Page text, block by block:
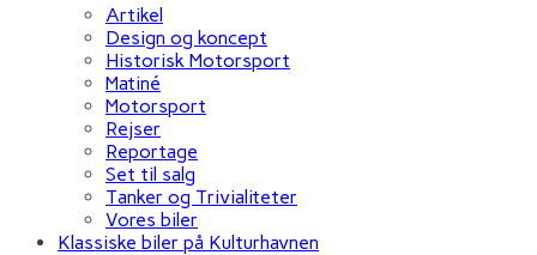
Artikel
Design og koncept
Historisk Motorsport
Matiné
Motorsport
Rejser
Reportage
Set til salg
Tanker og Trivialiteter
Vores biler
Klassiske biler på Kulturhavnen